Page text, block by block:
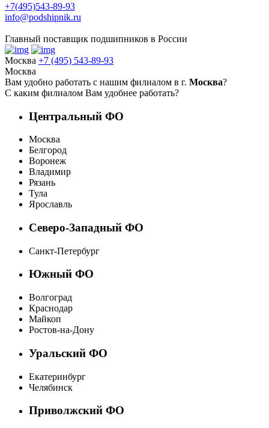
+7(495)543-89-93
info@podshipnik.ru
Главный поставщик подшипников в России
Москва +7 (495) 543-89-93
Москва
Вам удобно работать с нашим филиалом в г. Москва?
С каким филиалом Вам удобнее работать?
Центральный ФО
Москва
Белгород
Воронеж
Владимир
Рязань
Тула
Ярославль
Северо-Западный ФО
Санкт-Петербург
Южный ФО
Волгоград
Краснодар
Майкоп
Ростов-на-Дону
Уральский ФО
Екатеринбург
Челябинск
Приволжский ФО